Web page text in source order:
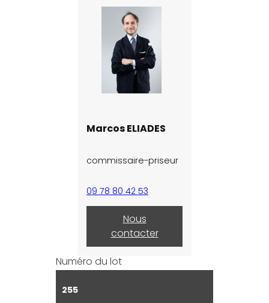
Marcos ELIADES
commissaire-priseur
09 78 80 42 53
Nous
contacter
Numéro du lot
255